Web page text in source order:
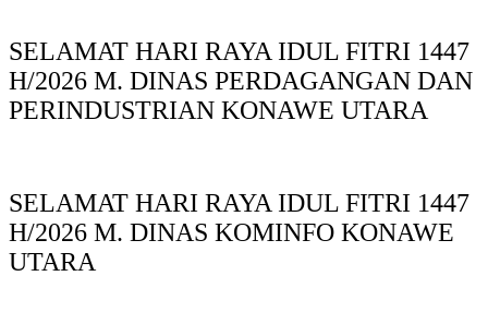
SELAMAT HARI RAYA IDUL FITRI 1447
H/2026 M. DINAS PERDAGANGAN DAN
PERINDUSTRIAN KONAWE UTARA
SELAMAT HARI RAYA IDUL FITRI 1447
H/2026 M. DINAS KOMINFO KONAWE
UTARA